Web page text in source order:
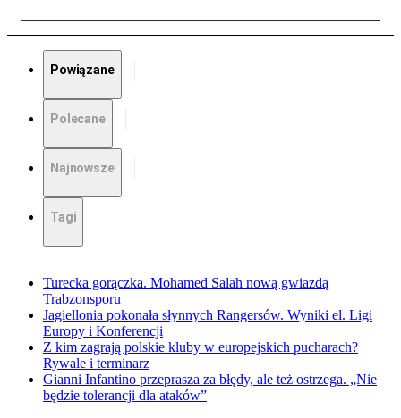
Powiązane
Polecane
Najnowsze
Tagi
Turecka gorączka. Mohamed Salah nową gwiazdą
Trabzonsporu
Jagiellonia pokonała słynnych Rangersów. Wyniki el. Ligi
Europy i Konferencji
Z kim zagrają polskie kluby w europejskich pucharach?
Rywale i terminarz
Gianni Infantino przeprasza za błędy, ale też ostrzega. „Nie
będzie tolerancji dla ataków”